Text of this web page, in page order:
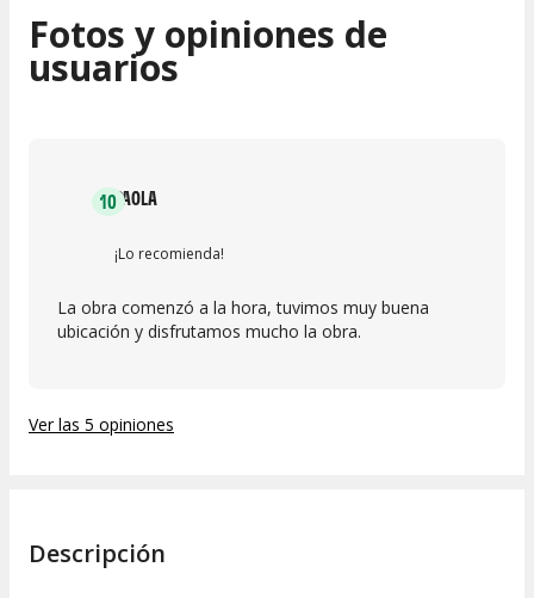
Fotos y opiniones de
usuarios
10PAOLA
¡Lo recomienda!
La obra comenzó a la hora, tuvimos muy buena
ubicación y disfrutamos mucho la obra.
Ver las 5 opiniones
Descripción